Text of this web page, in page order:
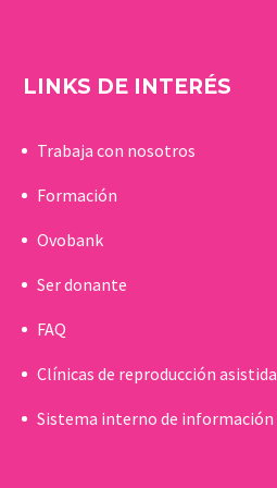
LINKS DE INTERÉS
Trabaja con nosotros
Formación
Ovobank
Ser donante
FAQ
Clínicas de reproducción asistida
Sistema interno de información